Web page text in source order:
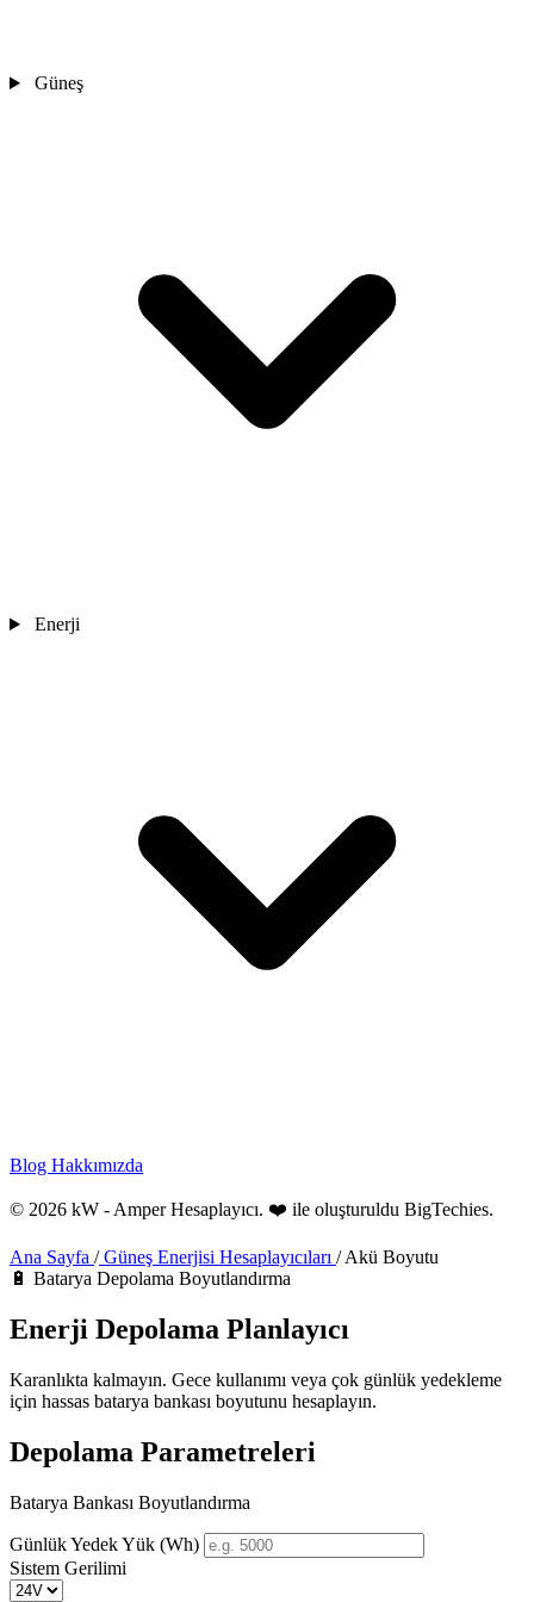
Güneş
Enerji
Blog Hakkımızda
© 2026 kW - Amper Hesaplayıcı. ❤️ ile oluşturuldu BigTechies.
Ana Sayfa /Güneş Enerjisi Hesaplayıcıları /Akü Boyutu
🔋 Batarya Depolama Boyutlandırma
Enerji Depolama Planlayıcı
Karanlıkta kalmayın. Gece kullanımı veya çok günlük yedekleme
için hassas batarya bankası boyutunu hesaplayın.
Depolama Parametreleri
Batarya Bankası Boyutlandırma
Günlük Yedek Yük (Wh)
Sistem Gerilimi